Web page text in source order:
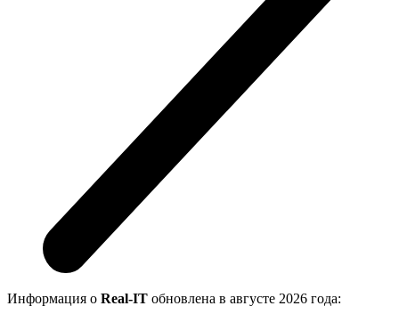
Информация о Real-IT обновлена в августе 2026 года: